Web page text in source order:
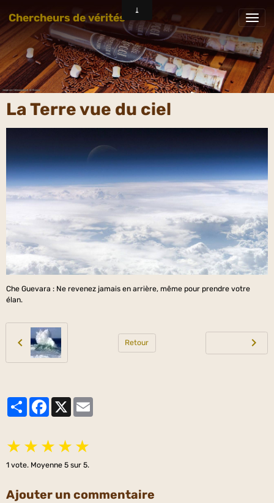
Chercheurs de vérités
La Terre vue du ciel
Che Guevara : Ne revenez jamais en arrière, même pour prendre votre
élan.
Retour
PartagerFacebook
★ ★ ★ ★ ★
1 vote. Moyenne 5 sur 5.
Ajouter un commentaire